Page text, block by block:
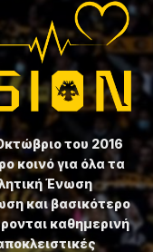
του 2016
κοινό για όλα τα
Ένωση
και βασικότερο
καθημερινή